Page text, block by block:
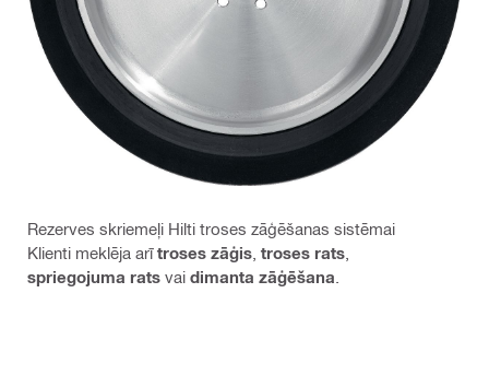
Rezerves skriemeļi Hilti troses zāģēšanas sistēmai
Klienti meklēja arītroses zāģis troses rats
spriegojuma rats vai dimanta zāģēšana